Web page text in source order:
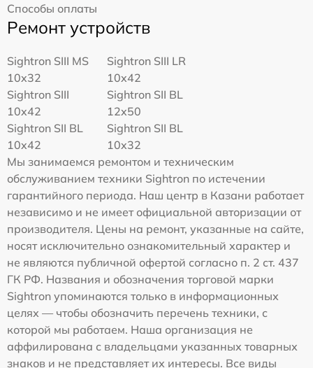
Способы оплаты
Ремонт устройств
Sightron SIII MS
10x32
Sightron SIII LR
10x42
Sightron SIII
10x42
Sightron SII BL
12x50
Sightron SII BL
10x42
Sightron SII BL
10x32
Мы занимаемся ремонтом и техническим
обслуживанием техники Sightron по истечении
гарантийного периода. Наш центр в Казани работает
независимо и не имеет официальной авторизации от
производителя. Цены на ремонт, указанные на сайте,
носят исключительно ознакомительный характер и
не являются публичной офертой согласно п. 2 ст. 437
ГК РФ. Названия и обозначения торговой марки
Sightron упоминаются только в информационных
целях — чтобы обозначить перечень техники, с
которой мы работаем. Наша организация не
аффилирована с владельцами указанных товарных
знаков и не представляет их интересы. Все виды